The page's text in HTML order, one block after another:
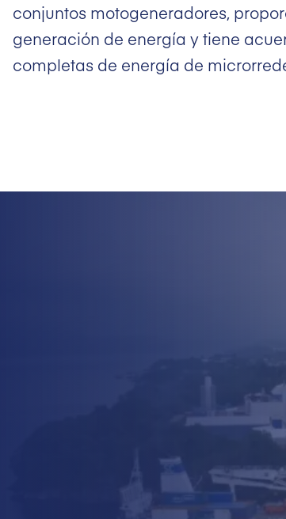
conjuntos motogeneradores,
generación de energía y tiene
completas de energía de